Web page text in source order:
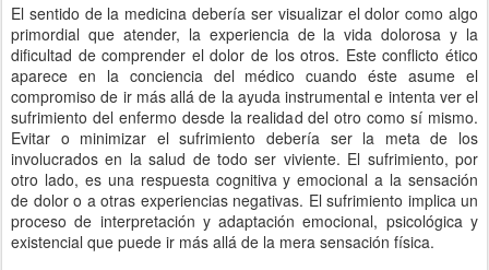
El sentido de la medicina debería ser visualizar el dolor como algo
primordial que atender, la experiencia de la vida dolorosa y la
dificultad de comprender el dolor de los otros. Este conflicto ético
aparece en la conciencia del médico cuando éste asume el
compromiso de ir más allá de la ayuda instrumental e intenta ver el
sufrimiento del enfermo desde la realidad del otro como sí mismo.
Evitar o minimizar el sufrimiento debería ser la meta de los
involucrados en la salud de todo ser viviente. El sufrimiento, por
otro lado, es una respuesta cognitiva y emocional a la sensación
de dolor o a otras experiencias negativas. El sufrimiento implica un
proceso de interpretación y adaptación emocional, psicológica y
existencial que puede ir más allá de la mera sensación física.